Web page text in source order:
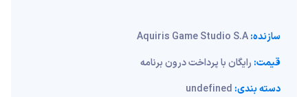
سازنده:
قیمت: رایگان با پرداخت درون برنامه
دسته بندی: